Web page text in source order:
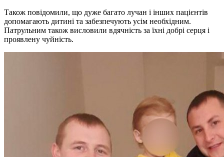
Також повідомили, що дуже багато лучан і інших пацієнтів
допомагають дитині та забезпечують усім необхідним.
Патрульним також висловили вдячність за їхні добрі серця і
проявлену чуйність.